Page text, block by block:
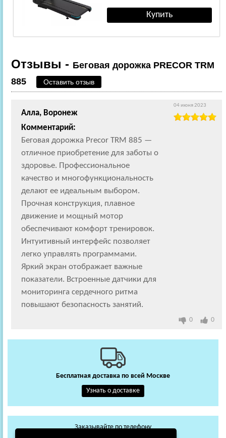
Отзывы - Беговая дорожка PRECOR TRM
885
Оставить отзыв
Алла, Воронеж
Комментарий:
Беговая дорожка Precor TRM 885 —
отличное приобретение для заботы о
здоровье. Профессиональное
качество и многофункциональность
делают ее идеальным выбором.
Прочная конструкция, плавное
движение и мощный мотор
обеспечивают комфорт тренировок.
Интуитивный интерфейс позволяет
легко управлять программами.
Яркий экран отображает важные
показатели. Встроенные датчики для
мониторинга сердечного ритма
повышают безопасность занятий.
04 июня 2023
0 0
Бесплатная доставка по всей Москве
Узнать о доставке
Заказывайте по телефону